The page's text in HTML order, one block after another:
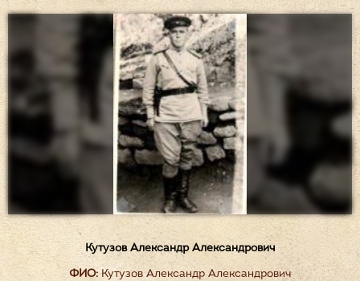
Кутузов Александр Александрович
ФИО: Кутузов Александр Александрович